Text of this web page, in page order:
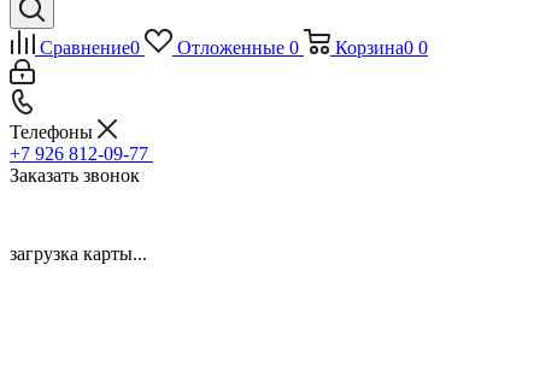
Сравнение0 Отложенные 0 Корзина0 0
Телефоны
+7 926 812-09-77
Заказать звонок
загрузка карты...